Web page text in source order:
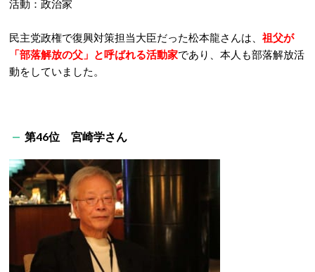
活動：政治家
民主党政権で復興対策担当大臣だった松本龍さんは、 祖父が
「部落解放の父」と呼ばれる活動家であり、本人も部落解放活
動をしていました。
第46位 宮崎学さん